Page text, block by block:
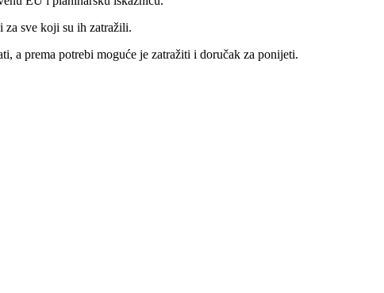
za sve koji su ih zatražili.
a prema potrebi moguće je zatražiti i doručak za ponijeti.